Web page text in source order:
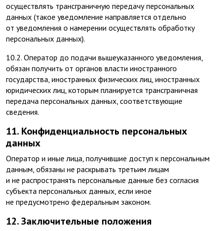
осуществлять трансграничную передачу персональных
данных (такое уведомление направляется отдельно
от уведомления о намерении осуществлять обработку
персональных данных).
10.2. Оператор до подачи вышеуказанного уведомления,
обязан получить от органов власти иностранного
государства, иностранных физических лиц, иностранных
юридических лиц, которым планируется трансграничная
передача персональных данных, соответствующие
сведения.
11. Конфиденциальность персональных
данных
Оператор и иные лица, получившие доступ к персональным
данным, обязаны не раскрывать третьим лицам
и не распространять персональные данные без согласия
субъекта персональных данных, если иное
не предусмотрено федеральным законом.
12. Заключительные положения